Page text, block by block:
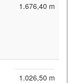
1.676,40 m
1.026,50 m